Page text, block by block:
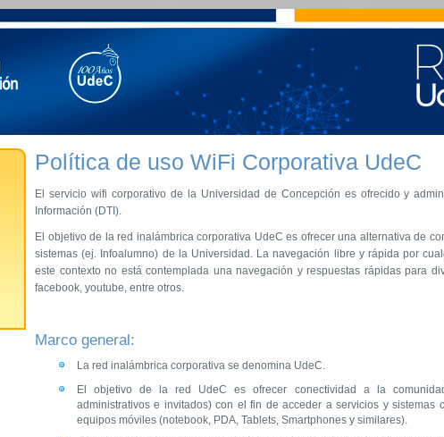
Política de uso WiFi Corporativa UdeC
El servicio wifi corporativo de la Universidad de Concepción es ofrecido y
Información (DTI).
El objetivo de la red inalámbrica corporativa UdeC es ofrecer una alternativa de
sistemas (ej. Infoalumno) de la Universidad. La navegación libre y rápida por
este contexto no está contemplada una navegación y respuestas rápidas para
facebook, youtube, entre otros.
Marco general:
La red inalámbrica corporativa se denomina UdeC.
El objetivo de la red UdeC es ofrecer conectividad a la
administrativos e invitados) con el fin de acceder a servicios y sistemas
equipos móviles (notebook, PDA, Tablets, Smartphones y similares).